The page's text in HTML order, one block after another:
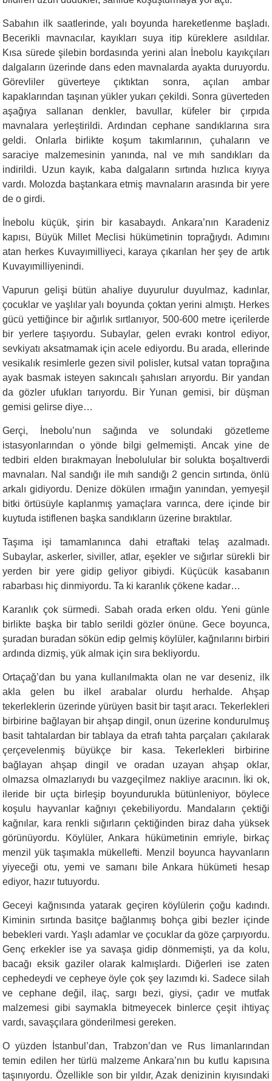
Sabahın ilk saatlerinde, yalı boyunda hareketlenme başladı.
Becerikli mavnacılar, kayıkları suya itip küreklere asıldılar.
Kısa sürede şilebin bordasında yerini alan İnebolu kayıkçıları
dalgaların üzerinde dans eden mavnalarda ayakta duruyordu.
Görevliler güverteye çıktıktan sonra, açılan ambar
kapaklarından taşınan yükler yukarı çekildi. Sonra güverteden
aşağıya sallanan denkler, bavullar, küfeler bir çırpıda
mavnalara yerleştirildi. Ardından cephane sandıklarına sıra
geldi. Onlarla birlikte koşum takımlarının, çuhaların ve
saraciye malzemesinin yanında, nal ve mıh sandıkları da
indirildi. Uzun kayık, kaba dalgaların sırtında hızlıca kıyıya
vardı. Molozda baştankara etmiş mavnaların arasında bir yere
de o girdi.
İnebolu küçük, şirin bir kasabaydı. Ankara’nın Karadeniz
kapısı, Büyük Millet Meclisi hükümetinin toprağıydı. Adımını
atan herkes Kuvayımilliyeci, karaya çıkarılan her şey de artık
Kuvayımilliyenindi.
Vapurun gelişi bütün ahaliye duyurulur duyulmaz, kadınlar,
çocuklar ve yaşlılar yalı boyunda çoktan yerini almıştı. Herkes
gücü yettiğince bir ağırlık sırtlanıyor, 500-600 metre içerilerde
bir yerlere taşıyordu. Subaylar, gelen evrakı kontrol ediyor,
sevkiyatı aksatmamak için acele ediyordu. Bu arada, ellerinde
vesikalık resimlerle gezen sivil polisler, kutsal vatan toprağına
ayak basmak isteyen sakıncalı şahısları arıyordu. Bir yandan
da gözler ufukları tarıyordu. Bir Yunan gemisi, bir düşman
gemisi gelirse diye…
Gerçi, İnebolu’nun sağında ve solundaki gözetleme
istasyonlarından o yönde bilgi gelmemişti. Ancak yine de
tedbiri elden bırakmayan İnebolulular bir solukta boşaltıverdi
mavnaları. Nal sandığı ile mıh sandığı 2 gencin sırtında, önlü
arkalı gidiyordu. Denize dökülen ırmağın yanından, yemyeşil
bitki örtüsüyle kaplanmış yamaçlara varınca, dere içinde bir
kuytuda istiflenen başka sandıkların üzerine bıraktılar.
Taşıma işi tamamlanınca dahi etraftaki telaş azalmadı.
Subaylar, askerler, siviller, atlar, eşekler ve sığırlar sürekli bir
yerden bir yere gidip geliyor gibiydi. Küçücük kasabanın
rabarbası hiç dinmiyordu. Ta ki karanlık çökene kadar…
Karanlık çok sürmedi. Sabah orada erken oldu. Yeni günle
birlikte başka bir tablo serildi gözler önüne. Gece boyunca,
şuradan buradan sökün edip gelmiş köylüler, kağnılarını birbiri
ardında dizmiş, yük almak için sıra bekliyordu.
Ortaçağ’dan bu yana kullanılmakta olan ne var deseniz, ilk
akla gelen bu ilkel arabalar olurdu herhalde. Ahşap
tekerleklerin üzerinde yürüyen basit bir taşıt aracı. Tekerlekleri
birbirine bağlayan bir ahşap dingil, onun üzerine kondurulmuş
basit tahtalardan bir tablaya da etrafı tahta parçaları çakılarak
çerçevelenmiş büyükçe bir kasa. Tekerlekleri birbirine
bağlayan ahşap dingil ve oradan uzayan ahşap oklar,
olmazsa olmazlarıydı bu vazgeçilmez nakliye aracının. İki ok,
ileride bir uçta birleşip boyundurukla bütünleniyor, böylece
koşulu hayvanlar kağnıyı çekebiliyordu. Mandaların çektiği
kağnılar, kara renkli sığırların çektiğinden biraz daha yüksek
görünüyordu. Köylüler, Ankara hükümetinin emriyle, birkaç
menzil yük taşımakla mükellefti. Menzil boyunca hayvanların
yiyeceği otu, yemi ve samanı bile Ankara hükümeti hesap
ediyor, hazır tutuyordu.
Geceyi kağnısında yatarak geçiren köylülerin çoğu kadındı.
Kiminin sırtında basitçe bağlanmış bohça gibi bezler içinde
bebekleri vardı. Yaşlı adamlar ve çocuklar da göze çarpıyordu.
Genç erkekler ise ya savaşa gidip dönmemişti, ya da kolu,
bacağı eksik gaziler olarak kalmışlardı. Diğerleri ise zaten
cephedeydi ve cepheye öyle çok şey lazımdı ki. Sadece silah
ve cephane değil, ilaç, sargı bezi, giysi, çadır ve mutfak
malzemesi gibi saymakla bitmeyecek binlerce çeşit ihtiyaç
vardı, savaşçılara gönderilmesi gereken.
O yüzden İstanbul’dan, Trabzon’dan ve Rus limanlarından
temin edilen her türlü malzeme Ankara’nın bu kutlu kapısına
taşınıyordu. Özellikle son bir yıldır, Azak denizinin kıyısındaki